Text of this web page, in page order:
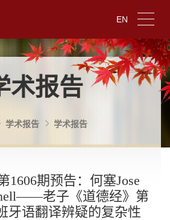
EN
术报告
学术报告 学术报告
1606期预告：何塞Jose
老子《道德经》第
牙语翻译辨疑的复杂性